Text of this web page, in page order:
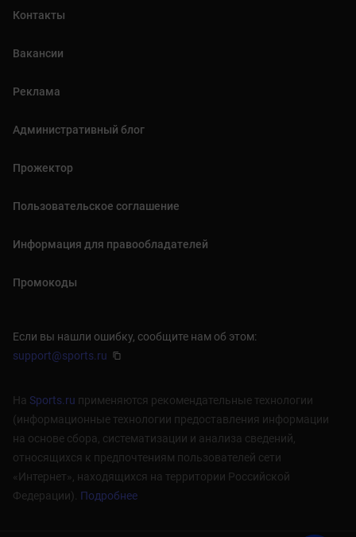
Контакты
Вакансии
Реклама
Административный блог
Прожектор
Пользовательское соглашение
Информация для правообладателей
Промокоды
Если вы нашли ошибку, сообщите нам об этом:
support@sports.ru
На Sports.ru применяются рекомендательные технологии
(информационные технологии предоставления информации
на основе сбора, систематизации и анализа сведений,
относящихся к предпочтениям пользователей сети
«Интернет», находящихся на территории Российской
Федерации). Подробнее